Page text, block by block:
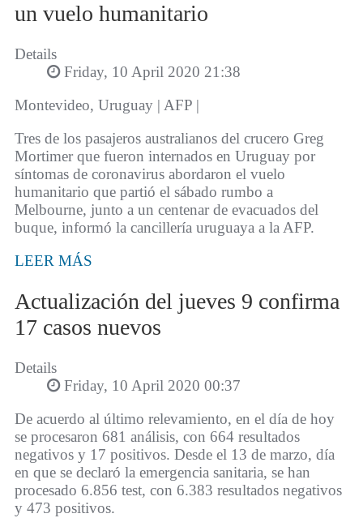
un vuelo humanitario
Details
Friday, 10 April 2020 21:38
Montevideo, Uruguay | AFP |
Tres de los pasajeros australianos del crucero Greg
Mortimer que fueron internados en Uruguay por
síntomas de coronavirus abordaron el vuelo
humanitario que partió el sábado rumbo a
Melbourne, junto a un centenar de evacuados del
buque, informó la cancillería uruguaya a la AFP.
LEER MÁS
Actualización del jueves 9 confirma
17 casos nuevos
Details
Friday, 10 April 2020 00:37
De acuerdo al último relevamiento, en el día de hoy
se procesaron 681 análisis, con 664 resultados
negativos y 17 positivos. Desde el 13 de marzo, día
en que se declaró la emergencia sanitaria, se han
procesado 6.856 test, con 6.383 resultados negativos
y 473 positivos.